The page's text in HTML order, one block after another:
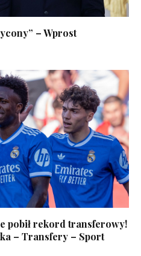
– Wprost
pobił rekord transferowy!
– Transfery – Sport